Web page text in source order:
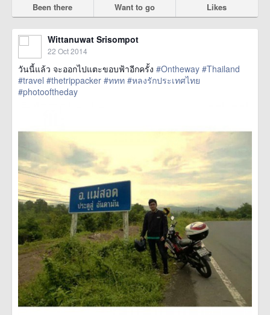
Been there Want to go Likes
Wittanuwat Srisompot
22 Oct 2014
วันนี้แล้ว จะออกไปแตะขอบฟ้าอีกครั้ง #Ontheway #Thailand
#travel #thetrippacker #ททท #หลงรักประเทศไทย
#photooftheday